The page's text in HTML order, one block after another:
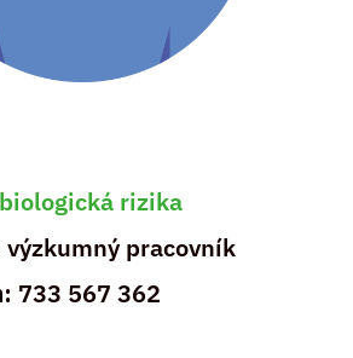
biologická rizika
výzkumný pracovník
733 567 362